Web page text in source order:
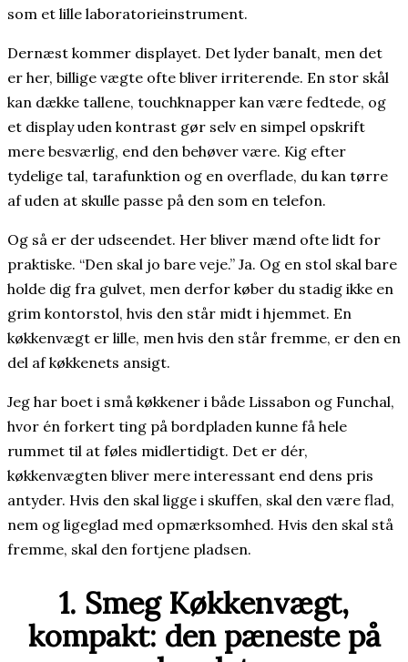
som et lille laboratorieinstrument.
Dernæst kommer displayet. Det lyder banalt, men det
er her, billige vægte ofte bliver irriterende. En stor skål
kan dække tallene, touchknapper kan være fedtede, og
et display uden kontrast gør selv en simpel opskrift
mere besværlig, end den behøver være. Kig efter
tydelige tal, tarafunktion og en overflade, du kan tørre
af uden at skulle passe på den som en telefon.
Og så er der udseendet. Her bliver mænd ofte lidt for
praktiske. “Den skal jo bare veje.” Ja. Og en stol skal bare
holde dig fra gulvet, men derfor køber du stadig ikke en
grim kontorstol, hvis den står midt i hjemmet. En
køkkenvægt er lille, men hvis den står fremme, er den en
del af køkkenets ansigt.
Jeg har boet i små køkkener i både Lissabon og Funchal,
hvor én forkert ting på bordpladen kunne få hele
rummet til at føles midlertidigt. Det er dér,
køkkenvægten bliver mere interessant end dens pris
antyder. Hvis den skal ligge i skuffen, skal den være flad,
nem og ligeglad med opmærksomhed. Hvis den skal stå
fremme, skal den fortjene pladsen.
1. Smeg Køkkenvægt,
kompakt: den pæneste på